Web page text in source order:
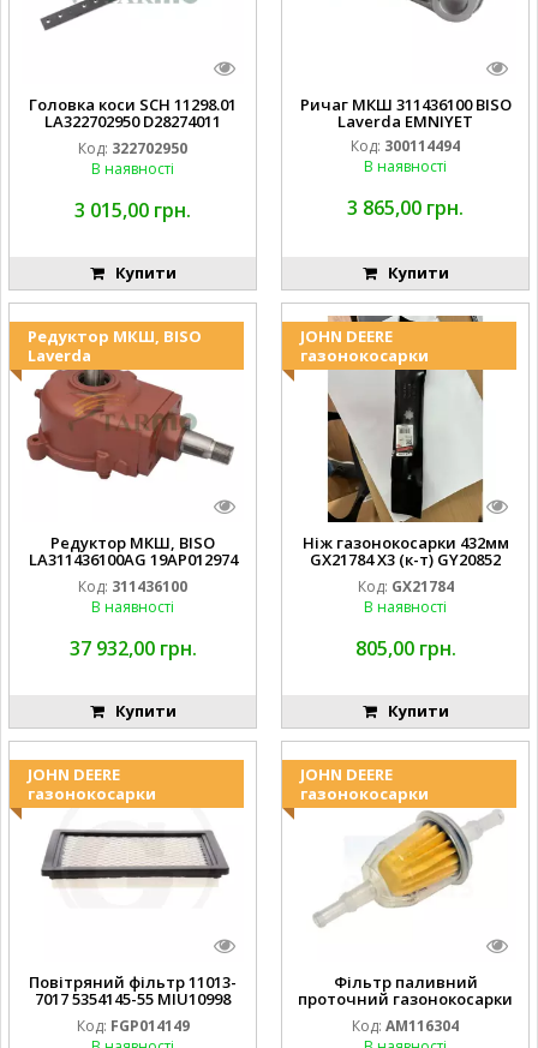
Головка коси SCH 11298.01
LA322702950 D28274011
Код: 322702950
В наявності
3 015,00 грн.
Купити
Ричаг МКШ 311436100 BISO
Laverda EMNIYET
Код: 300114494
В наявності
3 865,00 грн.
Купити
Редуктор МКШ, BISO
Laverda
Редуктор МКШ, BISO
LA311436100AG 19AP012974
Laverda EMNIYET
Код: 311436100
В наявності
37 932,00 грн.
Купити
JOHN DEERE
газонокосарки
Ніж газонокосарки 432мм
GX21784 X3 (к-т) GY20852
AM137757 AM141035
Код: GX21784
В наявності
805,00 грн.
Купити
JOHN DEERE
газонокосарки
Повітряний фільтр 11013-
7017 5354145-55 MIU10998
FGP014149
Код: FGP014149
JOHN DEERE
газонокосарки
Фільтр паливний
проточний газонокосарки
JOHN DEERE AM116304
GY20709
Код: AM116304